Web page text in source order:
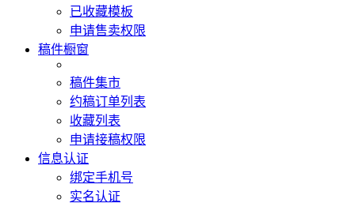
已收藏模板
申请售卖权限
稿件橱窗
稿件集市
约稿订单列表
收藏列表
申请接稿权限
信息认证
绑定手机号
实名认证